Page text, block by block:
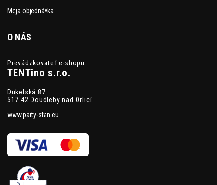
Moja objednávka
O NÁS
Prevádzkovateľ e-shopu:
TENTino s.r.o.
Dukelská 87
517 42 Doudleby nad Orlicí
www.party-stan.eu